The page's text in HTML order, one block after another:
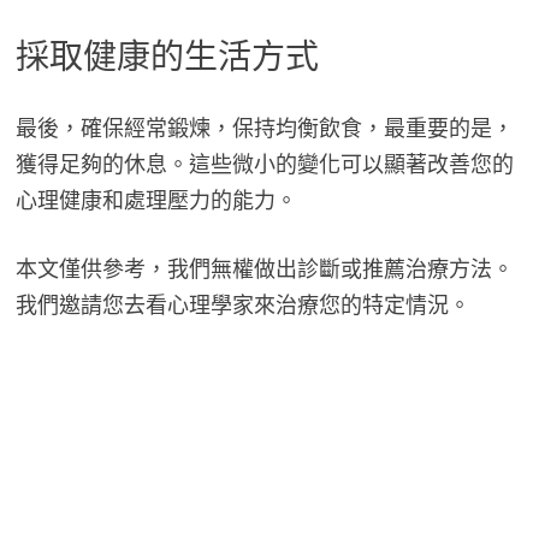
採取健康的生活方式
最後，確保經常鍛煉，保持均衡飲食，最重要的是，
獲得足夠的休息。這些微小的變化可以顯著改善您的
心理健康和處理壓力的能力。
本文僅供參考，我們無權做出診斷或推薦治療方法。
我們邀請您去看心理學家來治療您的特定情況。